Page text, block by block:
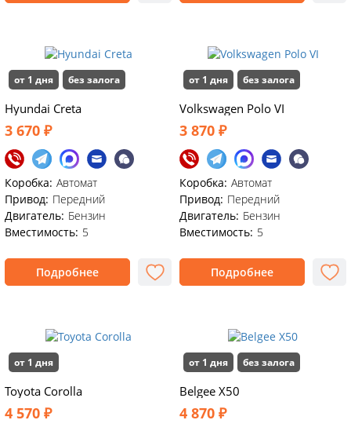
от 1 дня без залога
Hyundai Creta
3 670 ₽
Коробка: Автомат
Привод: Передний
Двигатель: Бензин
Вместимость: 5
Подробнее
от 1 дня без залога
Volkswagen Polo VI
3 870 ₽
Коробка: Автомат
Привод: Передний
Двигатель: Бензин
Вместимость: 5
Подробнее
от 1 дня
Toyota Corolla
4 570 ₽
от 1 дня без залога
Belgee X50
4 870 ₽